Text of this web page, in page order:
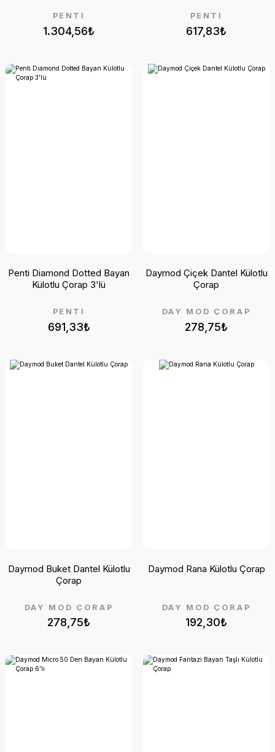
1.304,56₺
PENTİ
617,83₺
PENTİ
691,33₺
PENTİ
Penti Diamond Dotted Bayan
Külotlu Çorap 3'lü
278,75₺
DAY MOD ÇORAP
Daymod Çiçek Dantel Külotlu
Çorap
278,75₺
DAY MOD ÇORAP
Daymod Buket Dantel Külotlu
Çorap
192,30₺
DAY MOD ÇORAP
Daymod Rana Külotlu Çorap